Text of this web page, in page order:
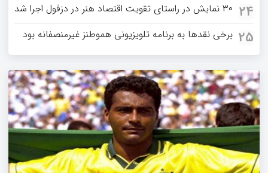
24 ۳۰ نمایش در راستای تقویت اقتصاد هنر در دزفول اجرا شد
25 برخی نقدها به برنامه تلویزیونی هموطنز غیرمنصفانه بود